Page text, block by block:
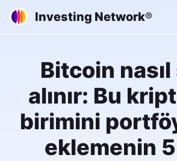
Investing Network®
Bitcoin nasıl
alınır: Bu
birimini
eklemenin